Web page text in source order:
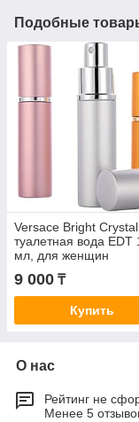
Подобные
Versace Bright Crystal
туалетная вода EDT
мл, для женщин
9 000 ₸
Купить
О нас
Рейтинг не
Менее 5